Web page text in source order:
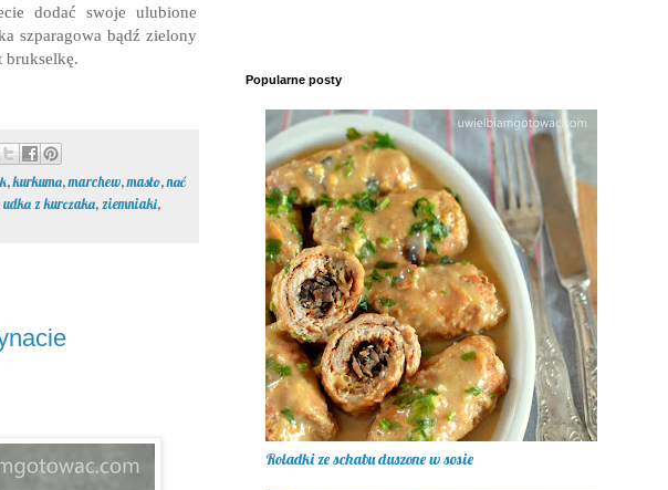
dodać swoje ulubione
szparagowa bądź zielony
brukselkę.
,kurkuma,marchew,masło,nać
udka z kurczaka, ziemniaki,
Popularne posty
Roladki ze schabu duszone w sosie